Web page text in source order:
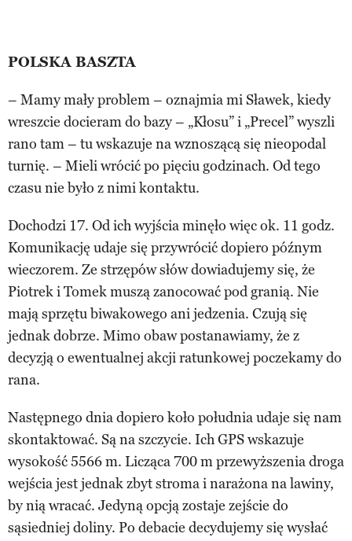
POLSKA BASZTA
– Mamy mały problem – oznajmia mi Sławek, kiedy
wreszcie docieram do bazy – „Kłosu” i „Precel” wyszli
rano tam – tu wskazuje na wznoszącą się nieopodal
turnię. – Mieli wrócić po pięciu godzinach. Od tego
czasu nie było z nimi kontaktu.
Dochodzi 17. Od ich wyjścia minęło więc ok. 11 godz.
Komunikację udaje się przywrócić dopiero późnym
wieczorem. Ze strzępów słów dowiadujemy się, że
Piotrek i Tomek muszą zanocować pod granią. Nie
mają sprzętu biwakowego ani jedzenia. Czują się
jednak dobrze. Mimo obaw postanawiamy, że z
decyzją o ewentualnej akcji ratunkowej poczekamy do
rana.
Następnego dnia dopiero koło południa udaje się nam
skontaktować. Są na szczycie. Ich GPS wskazuje
wysokość 5566 m. Licząca 700 m przewyższenia droga
wejścia jest jednak zbyt stroma i narażona na lawiny,
by nią wracać. Jedyną opcją zostaje zejście do
sąsiedniej doliny. Po debacie decydujemy się wysłać